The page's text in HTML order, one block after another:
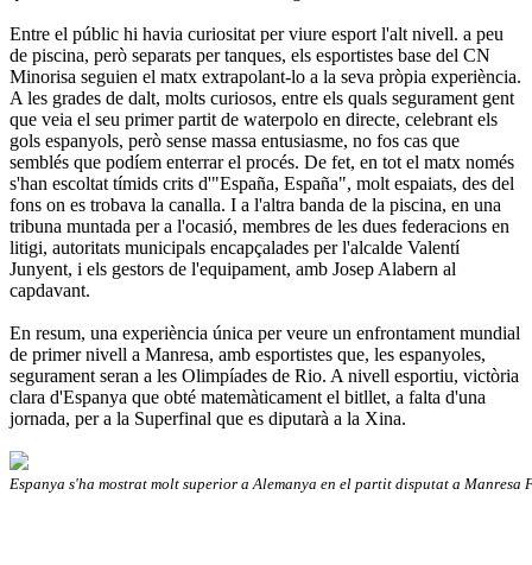
Entre el públic hi havia curiositat per viure esport l'alt nivell. a peu
de piscina, però separats per tanques, els esportistes base del CN
Minorisa seguien el matx extrapolant-lo a la seva pròpia experiència.
A les grades de dalt, molts curiosos, entre els quals segurament gent
que veia el seu primer partit de waterpolo en directe, celebrant els
gols espanyols, però sense massa entusiasme, no fos cas que
semblés que podíem enterrar el procés. De fet, en tot el matx només
s'han escoltat tímids crits d'"España, España", molt espaiats, des del
fons on es trobava la canalla. I a l'altra banda de la piscina, en una
tribuna muntada per a l'ocasió, membres de les dues federacions en
litigi, autoritats municipals encapçalades per l'alcalde Valentí
Junyent, i els gestors de l'equipament, amb Josep Alabern al
capdavant.
En resum, una experiència única per veure un enfrontament mundial
de primer nivell a Manresa, amb esportistes que, les espanyoles,
segurament seran a les Olimpíades de Rio. A nivell esportiu, victòria
clara d'Espanya que obté matemàticament el bitllet, a falta d'una
jornada, per a la Superfinal que es diputarà a la Xina.
Espanya s'ha mostrat molt superior a Alemanya en el partit disputat a Manresa